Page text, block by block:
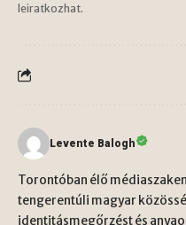
leiratkozhat.
Levente Balogh
Torontóban élő
tengerentúli magyar
identitásmegőrzést és